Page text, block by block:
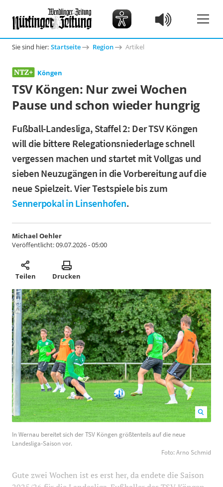
Sie sind hier: Startseite Region Artikel
Köngen
TSV Köngen: Nur zwei Wochen
Pause und schon wieder hungrig
Fußball-Landesliga, Staffel 2: Der TSV Köngen
will die bittere Relegationsniederlage schnell
vergessen machen und startet mit Vollgas und
sieben Neuzugängen in die Vorbereitung auf die
neue Spielzeit. Vier Testspiele bis zum
Sennerpokal in Linsenhofen.
Michael Oehler
Veröffentlicht:09.07.2026 - 05:00
Teilen Drucken
auf die neue Landesliga-Saison vor. Foto: Arno Schmid
In Wernau bereitet sich der TSV Köngen größtenteils auf die neue
Landesliga-Saison vor.
Foto: Arno Schmid
Gute zwei Wochen ist es erst her, da endete die Saison